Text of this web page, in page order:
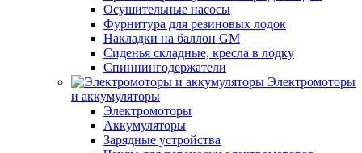
Осушительные насосы
Фурнитура для резиновых лодок
Накладки на баллон GM
Сиденья складные, кресла в лодку
Спиннингодержатели
Электромоторы
и аккумуляторы
Электромоторы
Аккумуляторы
Зарядные устройства